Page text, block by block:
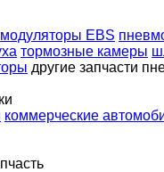
модуляторы EBS
тормозные камеры
другие запчасти
коммерческие